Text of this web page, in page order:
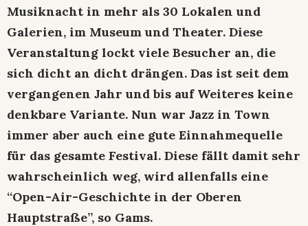
Musiknacht in mehr als 30 Lokalen und
Galerien, im Museum und Theater. Diese
Veranstaltung lockt viele Besucher an, die
sich dicht an dicht drängen. Das ist seit dem
vergangenen Jahr und bis auf Weiteres keine
denkbare Variante. Nun war Jazz in Town
immer aber auch eine gute Einnahmequelle
für das gesamte Festival. Diese fällt damit sehr
wahrscheinlich weg, wird allenfalls eine
“Open-Air-Geschichte in der Oberen
Hauptstraße”, so Gams.